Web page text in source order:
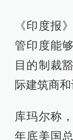
《印度报
管印度能
目的制裁
际建筑商和
库玛尔称
年底美国